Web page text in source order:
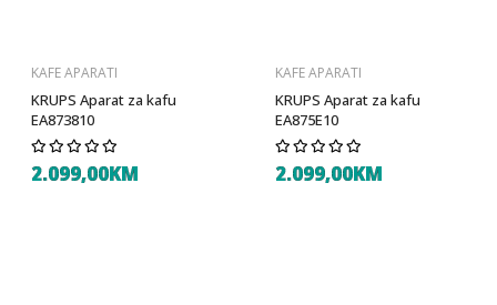
KAFE APARATI
KRUPS Aparat za kafu
EA873810
2.099,00KM
KAFE APARATI
KRUPS Aparat za kafu
EA875E10
2.099,00KM